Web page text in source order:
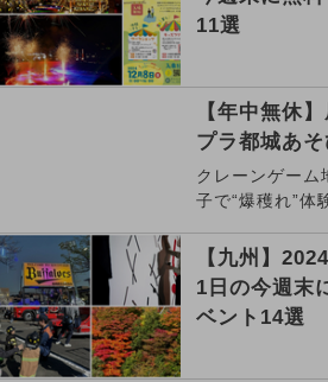
11選
【年中無休
プラ都城あ
クレーンゲー
子で“爆穫れ”体
【九州】
1日の今週末
ベント14選